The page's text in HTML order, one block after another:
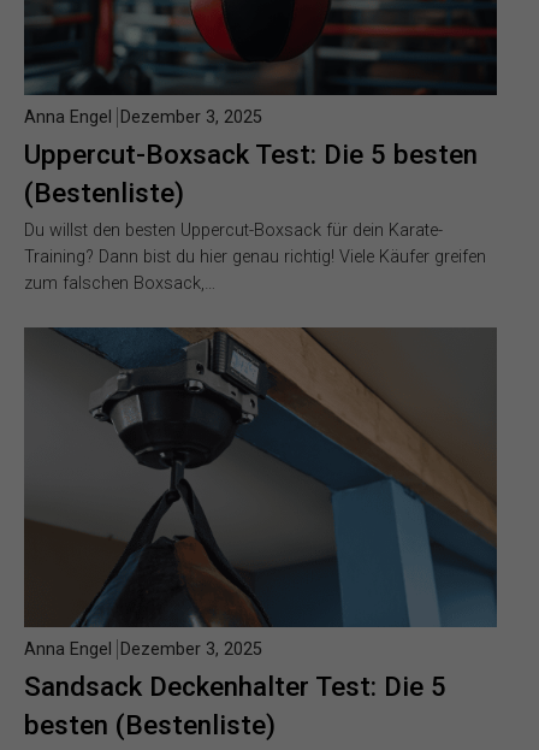
Uppercut-Boxsack Test: Die 5 besten
(Bestenliste)
Anna Engel Dezember 3, 2025
Du willst den besten Uppercut-Boxsack für dein Karate-
Training? Dann bist du hier genau richtig! Viele Käufer greifen
zum falschen Boxsack,…
Sandsack Deckenhalter Test: Die 5
besten (Bestenliste)
Anna Engel Dezember 3, 2025